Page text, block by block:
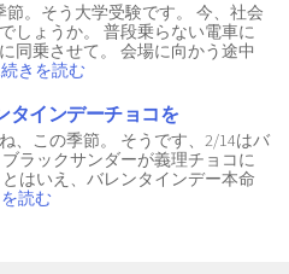
。そう大学受験です。 今、社会
しょうか。 普段乗らない電車に
同乗させて。 会場に向かう途中
きを読む
タインデーチョコを
、この季節。 そうです、2/14はバ
ラックサンダーが義理チョコに
はいえ、バレンタインデー本命
読む